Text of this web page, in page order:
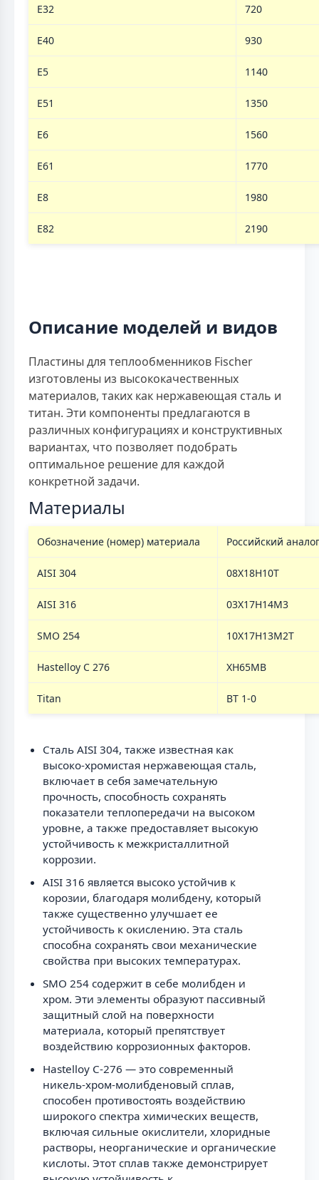
E32 720
E40 930
E5 1140
E51 1350
E6 1560
E61 1770
E8 1980
E82 2190
Описание моделей и видов
Пластины для теплообменников Fischer
изготовлены из высококачественных
материалов, таких как нержавеющая сталь и
титан. Эти компоненты предлагаются в
различных конфигурациях и конструктивных
вариантах, что позволяет подобрать
оптимальное решение для каждой
конкретной задачи.
Материалы
Обозначение (номер) материала Российский
AISI 304 08Х18Н10Т
AISI 316 03Х17Н14М3
SMO 254 10Х17Н13М2Т
Hastelloy C 276 ХН65МВ
Titan ВТ 1-0
Сталь AISI 304, также известная как
высоко-хромистая нержавеющая сталь,
включает в себя замечательную
прочность, способность сохранять
показатели теплопередачи на высоком
уровне, а также предоставляет высокую
устойчивость к межкристаллитной
коррозии.
AISI 316 является высоко устойчив к
корозии, благодаря молибдену, который
также существенно улучшает ее
устойчивость к окислению. Эта сталь
способна сохранять свои механические
свойства при высоких температурах.
SMO 254 содержит в себе молибден и
хром. Эти элементы образуют пассивный
защитный слой на поверхности
материала, который препятствует
воздействию коррозионных факторов.
Hastelloy C-276 — это современный
никель-хром-молибденовый сплав,
способен противостоять воздействию
широкого спектра химических веществ,
включая сильные окислители, хлоридные
растворы, неорганические и органические
кислоты. Этот сплав также демонстрирует